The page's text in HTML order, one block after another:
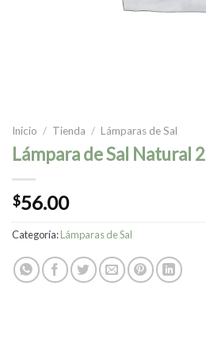
Inicio / Tienda / Lámparas de Sal
Lámpara de Sal Natural 2
$56.00
Categoría:Lámparas de Sal